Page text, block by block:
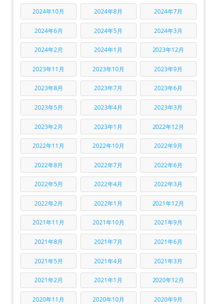
2024年10月 2024年8月 2024年7月
2024年6月 2024年5月 2024年3月
2024年2月 2024年1月 2023年12月
2023年11月 2023年10月 2023年9月
2023年8月 2023年7月 2023年6月
2023年5月 2023年4月 2023年3月
2023年2月 2023年1月 2022年12月
2022年11月 2022年10月 2022年9月
2022年8月 2022年7月 2022年6月
2022年5月 2022年4月 2022年3月
2022年2月 2022年1月 2021年12月
2021年11月 2021年10月 2021年9月
2021年8月 2021年7月 2021年6月
2021年5月 2021年4月 2021年3月
2021年2月 2021年1月 2020年12月
2020年11月 2020年10月 2020年9月